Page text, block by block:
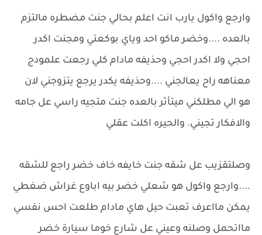
وارجع واكول يارب انت اعلم بحالي جنت مضطره مالتزم
بالعده ....وخضر ماكو احد وياي بوكعتي ومجنت اكدر
احجي ولا اكدر احجي وحذيفه مادام كلي رجعت علمودج
معناهه راح يعالجني ....وحذيفه يكدر يرجع يتزوجني لان
هو الي مطلكني ميتأثر بالعده جنت متجيه راسي عل جامه
والافكار تجيني. والحيره اكلت عقلي
وصلتقزيب عل شقه جنت خايفه خاف خضر راجع للشقه
....وارجع واكول هو شعلي خضر بيه اباوع غراش ضغطي
يمكن مااعرف تعبت حيل هاي مادام طلعت احس نفسي
مااتحمل وصلنه وعيني عل شارع خوما سيارة خضر